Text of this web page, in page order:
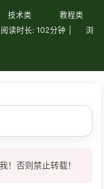
技术类
教程类
阅读时长: 102分钟
浏
！否则禁止转载！